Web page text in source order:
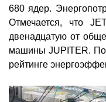
680 ядер.
Отмечается, что
двенадцатую от
машины JUPITER.
рейтинге